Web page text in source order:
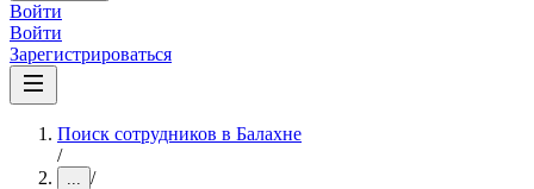
Войти
Войти
Зарегистрироваться
Поиск сотрудников в Балахне
/
... /